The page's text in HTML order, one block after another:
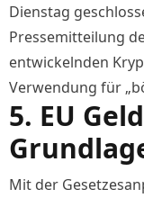
Dienstag
Pressemitteilung
entwickelnden
Verwendung für
5. EU
Mit der